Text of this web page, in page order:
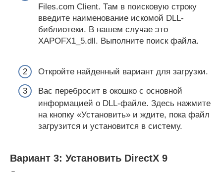
Files.com Client. Там в поисковую строку
введите наименование искомой DLL-
библиотеки. В нашем случае это
XAPOFX1_5.dll. Выполните поиск файла.
Откройте найденный вариант для загрузки.
Вас перебросит в окошко с основной
информацией о DLL-файле. Здесь нажмите
на кнопку «Установить» и ждите, пока файл
загрузится и установится в систему.
Вариант 3: Установить DirectX 9